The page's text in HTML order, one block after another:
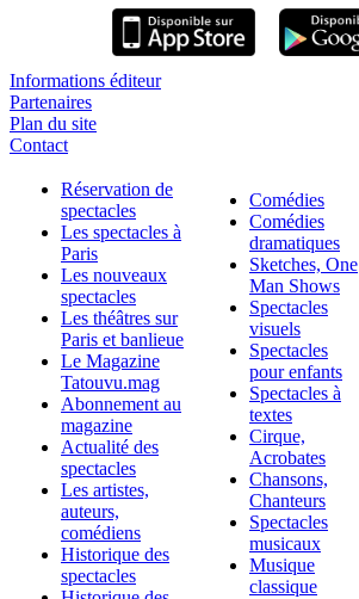
Informations éditeur
Partenaires
Plan du site
Contact
Réservation de
spectacles
Les spectacles à
Paris
Les nouveaux
spectacles
Les théâtres sur
Paris et banlieue
Le Magazine
Tatouvu.mag
Abonnement au
magazine
Actualité des
spectacles
Les artistes,
auteurs,
comédiens
Historique des
spectacles
Comédies
Comédies
dramatiques
Sketches, One
Man Shows
Spectacles
visuels
Spectacles
pour enfants
Spectacles à
textes
Cirque,
Acrobates
Chansons,
Chanteurs
Spectacles
musicaux
Musique
classique